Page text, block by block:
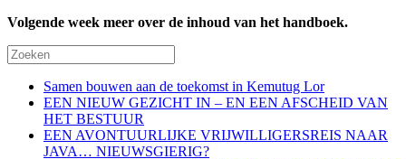
Volgende week meer over de inhoud van het handboek.
Samen bouwen aan de toekomst in Kemutug Lor
EEN NIEUW GEZICHT IN – EN EEN AFSCHEID VAN
HET BESTUUR
EEN AVONTUURLIJKE VRIJWILLIGERSREIS NAAR
JAVA… NIEUWSGIERIG?